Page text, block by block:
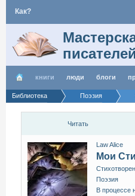
Как?
писателей
книги люди блоги
Библиотека Поэзия
Читать
Law Alice
Мои
Поэзия
В процессе